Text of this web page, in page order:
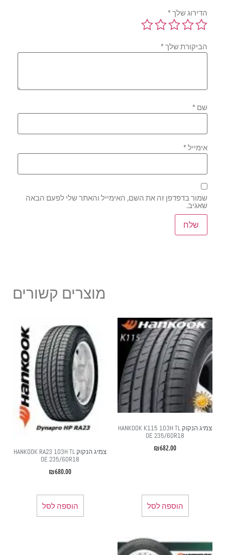
הדירוג שלך*
הביקורת שלך*
שם*
אימייל*
שמור בדפדפן זה את השם, האימייל והאתר שלי לפעם הבאה
שאגיב.
מוצרים קשורים
צמיג הנקוק HANKOOK K115 103H TL
OE 235/60R18
₪682.00
הוספה לסל
צמיג הנקוק HANKOOK RA23 103H TL
OE 235/60R18‏
₪680.00
הוספה לסל